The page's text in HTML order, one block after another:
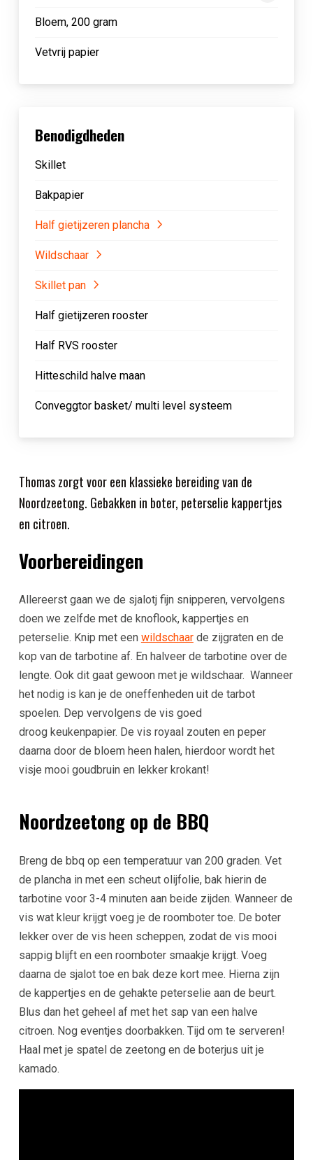
Thomas zorgt voor een klassieke bereiding van de
Noordzeetong. Gebakken in boter, peterselie kappertjes
en citroen.
Voorbereidingen
Allereerst gaan we de sjalotj fijn snipperen, vervolgens
doen we zelfde met de knoflook, kappertjes en
peterselie. Knip met een wildschaarde zijgraten en de
kop van de tarbotine af. En halveer de tarbotine over de
lengte. Ook dit gaat gewoon met je wildschaar. Wanneer
het nodig is kan je de oneffenheden uit de tarbot
spoelen. Dep vervolgens de vis goed
droog keukenpapier. De vis royaal zouten en peper
daarna door de bloem heen halen, hierdoor wordt het
visje mooi goudbruin en lekker krokant!
Noordzeetong op de BBQ
Breng de bbq op een temperatuur van 200 graden. Vet
de plancha in met een scheut olijfolie, bak hierin de
tarbotine voor 3-4 minuten aan beide zijden. Wanneer de
vis wat kleur krijgt voeg je de roomboter toe. De boter
lekker over de vis heen scheppen, zodat de vis mooi
sappig blijft en een roomboter smaakje krijgt. Voeg
daarna de sjalot toe en bak deze kort mee. Hierna zijn
de kappertjes en de gehakte peterselie aan de beurt.
Blus dan het geheel af met het sap van een halve
citroen. Nog eventjes doorbakken. Tijd om te serveren!
Haal met je spatel de zeetong en de boterjus uit je
kamado.
Bloem, 200 gram
Vetvrij papier
Benodigdheden
Skillet
Bakpapier
Half gietijzeren plancha
Wildschaar
Skillet pan
Half gietijzeren rooster
Half RVS rooster
Hitteschild halve maan
Conveggtor basket/ multi level systeem